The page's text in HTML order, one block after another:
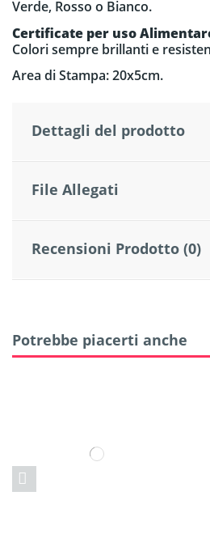
Verde, Rosso o Bianco.
Certificate per uso
Colori sempre brillanti e
Area di Stampa: 20x5cm.
Dettagli del prodotto
File Allegati
Recensioni Prodotto (0)
Potrebbe piacerti anche